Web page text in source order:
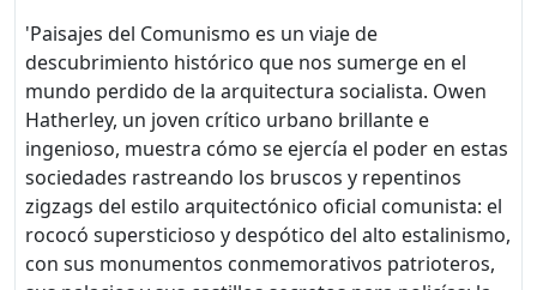
'Paisajes del Comunismo es un viaje de
descubrimiento histórico que nos sumerge en el
mundo perdido de la arquitectura socialista. Owen
Hatherley, un joven crítico urbano brillante e
ingenioso, muestra cómo se ejercía el poder en estas
sociedades rastreando los bruscos y repentinos
zigzags del estilo arquitectónico oficial comunista: el
rococó supersticioso y despótico del alto estalinismo,
con sus monumentos conmemorativos patrioteros,